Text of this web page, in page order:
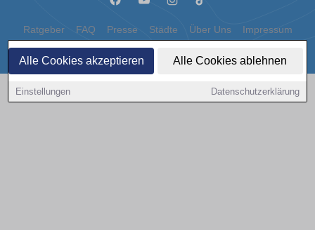
Alle Cookies akzeptieren Alle Cookies ablehnen
Einstellungen Datenschutzerklärung
Ratgeber FAQ Presse Städte Über Uns Impressum
Datenschutz Cookies
Copyright © 2000 - 2026 | 1A Infosysteme GmbH | Content by: 1a-sites-autos